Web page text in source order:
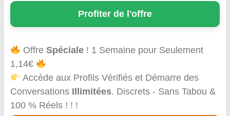
Profiter de l'offre
OffreSpéciale ! 1 Semaine pour Seulement
1,14€
Accède aux Profils Vérifiés et Démarre des
Conversations Illimitées. Discrets - Sans Tabou &
100 % Réels ! ! !